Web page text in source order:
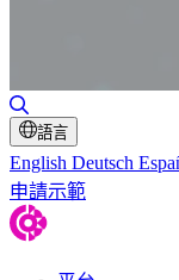
切換搜尋
語言
English Deutsch
申請示範